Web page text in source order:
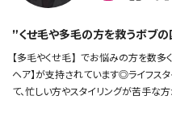
”くせ毛や多毛の方を救うボブの
【多毛やくせ毛】でお悩みの方を数多
ヘア】が支持されています◎ライフス
て、忙しい方やスタイリングが苦手な